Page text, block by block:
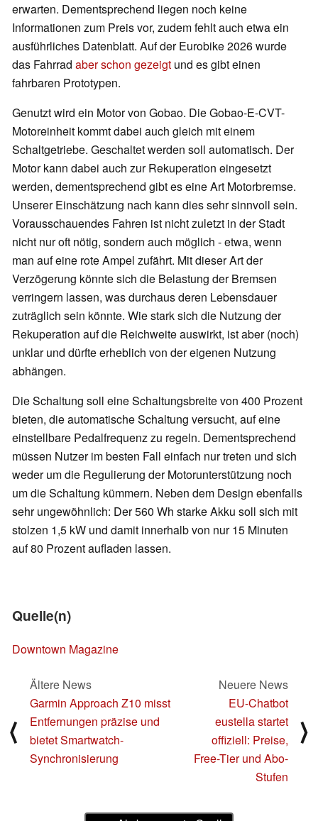
erwarten. Dementsprechend liegen noch keine
Informationen zum Preis vor, zudem fehlt auch etwa ein
ausführliches Datenblatt. Auf der Eurobike 2026 wurde
das Fahrrad aber schon gezeigt und es gibt einen
fahrbaren Prototypen.
Genutzt wird ein Motor von Gobao. Die Gobao-E-CVT-
Motoreinheit kommt dabei auch gleich mit einem
Schaltgetriebe. Geschaltet werden soll automatisch. Der
Motor kann dabei auch zur Rekuperation eingesetzt
werden, dementsprechend gibt es eine Art Motorbremse.
Unserer Einschätzung nach kann dies sehr sinnvoll sein.
Vorausschauendes Fahren ist nicht zuletzt in der Stadt
nicht nur oft nötig, sondern auch möglich - etwa, wenn
man auf eine rote Ampel zufährt. Mit dieser Art der
Verzögerung könnte sich die Belastung der Bremsen
verringern lassen, was durchaus deren Lebensdauer
zuträglich sein könnte. Wie stark sich die Nutzung der
Rekuperation auf die Reichweite auswirkt, ist aber (noch)
unklar und dürfte erheblich von der eigenen Nutzung
abhängen.
Die Schaltung soll eine Schaltungsbreite von 400 Prozent
bieten, die automatische Schaltung versucht, auf eine
einstellbare Pedalfrequenz zu regeln. Dementsprechend
müssen Nutzer im besten Fall einfach nur treten und sich
weder um die Regulierung der Motorunterstützung noch
um die Schaltung kümmern. Neben dem Design ebenfalls
sehr ungewöhnlich: Der 560 Wh starke Akku soll sich mit
stolzen 1,5 kW und damit innerhalb von nur 15 Minuten
auf 80 Prozent aufladen lassen.
Quelle(n)
Downtown Magazine
⟨
Ältere News
Garmin Approach Z10 misst
Entfernungen präzise und
bietet Smartwatch-
Synchronisierung
Neuere News
EU-Chatbot
eustella startet
offiziell: Preise,
Free-Tier und Abo-
Stufen
⟩